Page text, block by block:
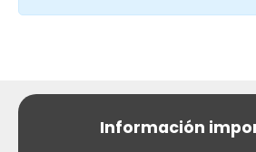
Información